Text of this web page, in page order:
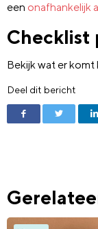
een onafhankelijk
Checklist
Bekijk wat er komt
Deel dit bericht